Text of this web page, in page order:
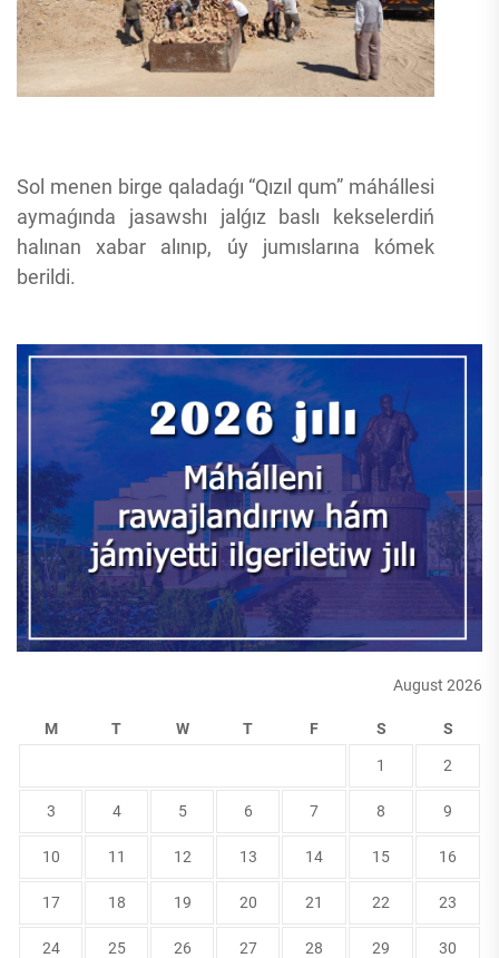
Sol menen birge qaladaǵı “Qızıl qum” máhállesi
aymaǵında jasawshı jalǵız baslı kekselerdiń
halınan xabar alınıp, úy jumıslarına kómek
berildi.
August 2026
M T W T F S S
1 2
3 4 5 6 7 8 9
10 11 12 13 14 15 16
17 18 19 20 21 22 23
24 25 26 27 28 29 30